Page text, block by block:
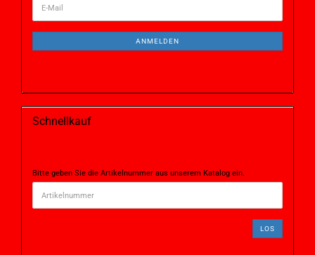
ANMELDEN
Schnellkauf
Bitte geben Sie die Artikelnummer aus unserem Katalog ein.
LOS